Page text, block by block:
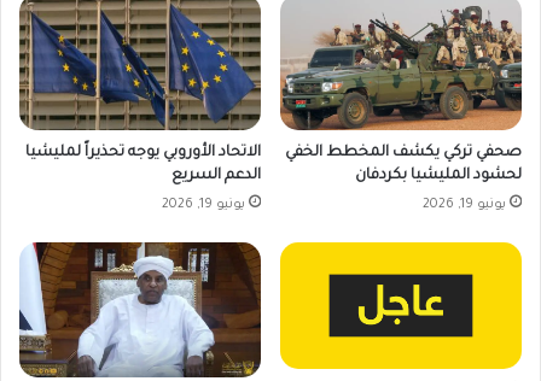
صحفي تركي يكشف المخطط الخفي
لحشود المليشيا بكردفان
يونيو 19, 2026
الاتحاد الأوروبي يوجه تحذيراً لمليشيا
الدعم السريع
يونيو 19, 2026